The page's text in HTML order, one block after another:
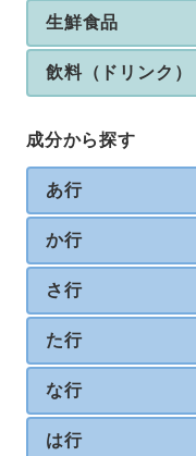
生鮮食品
飲料（ドリンク）
成分から探す
あ行
か行
さ行
た行
な行
は行